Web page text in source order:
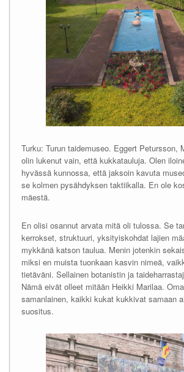
Turku: Turun taidemuseo. Eggert Petursson,
olin lukenut vain, että kukkatauluja. Olen
hyvässä kunnossa, että jaksoin kavuta
se kolmen pysähdyksen taktiikalla. En ole
mäestä.
En olisi osannut arvata mitä oli tulossa. Se
kerrokset, struktuuri, yksityiskohdat lajien
mykkänä katson taulua. Menin jotenkin
miksi en muista tuonkaan kasvin nimeä,
tietäväni. Sellainen botanistin ja
Nämä eivät olleet mitään Heikki Marilaa.
samanlainen, kaikki kukat kukkivat samaan
suositus.